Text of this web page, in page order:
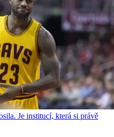
Je institucí, která si právě